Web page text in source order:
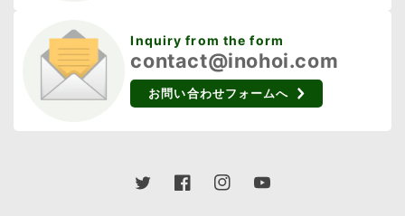
Inquiry from the form
contact@inohoi.com
お問い合わせフォームへ
TwitterFacebookInstagramYouTube